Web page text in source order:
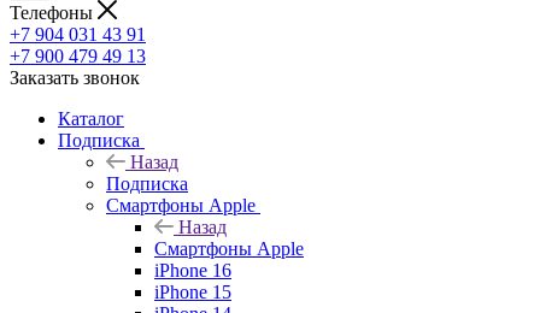
Телефоны
+7 904 031 43 91
+7 900 479 49 13
Заказать звонок
Каталог
Подписка
Назад
Подписка
Смартфоны Apple
Назад
Смартфоны Apple
iPhone 16
iPhone 15